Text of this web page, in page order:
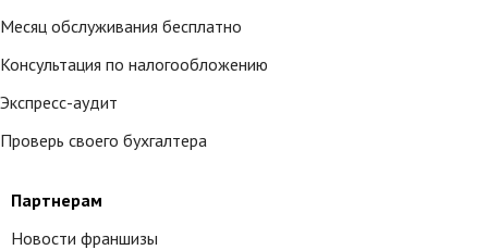
Месяц обслуживания бесплатно
Консультация по налогообложению
Экспресс-аудит
Проверь своего бухгалтера
Партнерам
Новости франшизы